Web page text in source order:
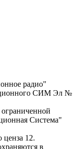
радио"
СИМ Эл №
Система"
ценза 12.
в